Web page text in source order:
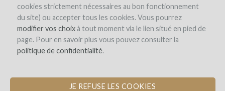
cookies strictement nécessaires au bon fonctionnement
du site) ou accepter tous les cookies. Vous pourrez
modifier vos choixà tout moment via le lien situé en pied de
page. Pour en savoir plus vous pouvez consulter la
politique de confidentialité.
JE REFUSE LES COOKIES
Domaine Bott
ACHAT DE MATÉRIEL VITICOLE